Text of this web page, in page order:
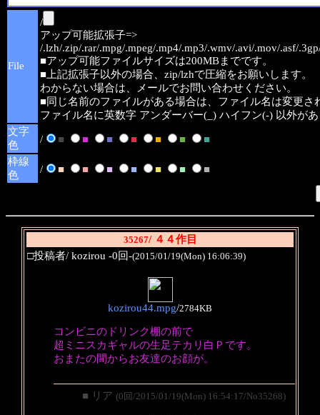
File
/
アップ可能拡張子=>
/.lzh/.zip/.rar/.mpg/.mpeg/.mp4/.mp3/.wmv/.avi/.mov/.asf/
■アップ可能ファイルサイズは200MBまでです。
■上記拡張子以外の場合、zip/lzhで圧縮をお願いします。
わからない場合は、メールでお問い合わせください。
■同じ名前のファイルがある場合は、ファイル名は変更さ
ファイル名に英数字 アンダーバー(_) ハイフン(-) 以外が
文字
色
/ ■ ■ ■ ■ ■ ■
■
枠線
色
/ ■ ■ ■ ■ ■ ■ ■
35267/ ４４作目
□投稿者/ kozirou -0回-(2015/01/19(Mon) 16:06:39)
kozirou44.mpg/2784KB
コンビニのドリンク棚の前で
超ミニスカギャルの生足テカリ白Ｐです。
おまたの間からお友達のお顔が。
■ リア (0回/2015/01/19(Mon) 16:54:17/No35268)